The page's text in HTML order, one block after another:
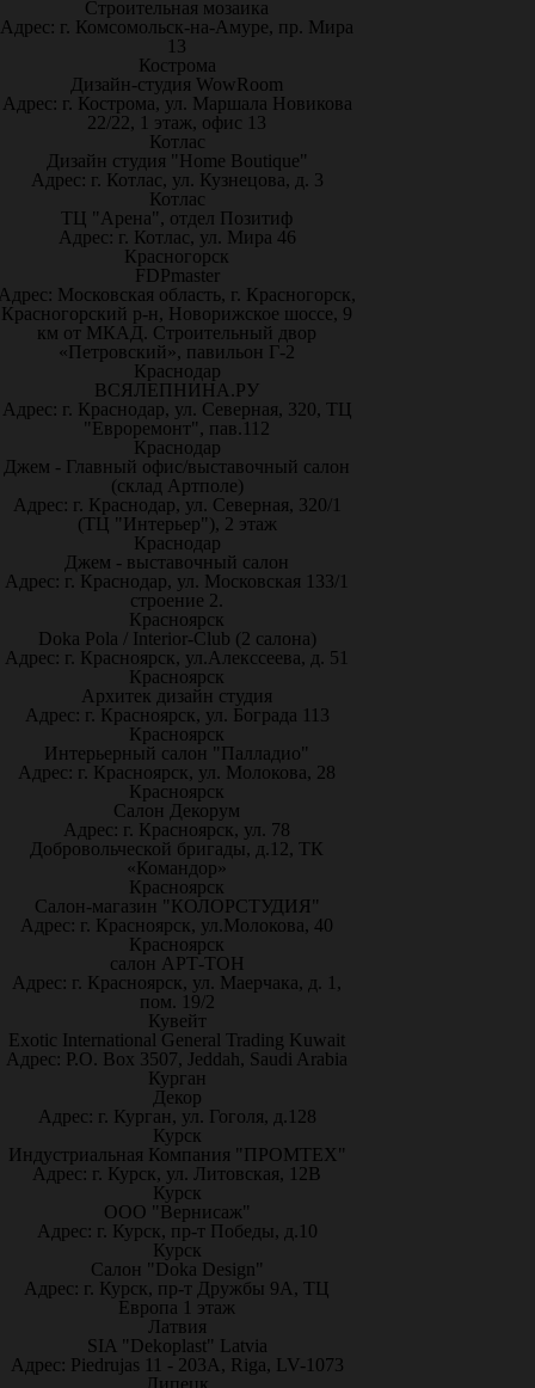
Строительная мозаика
Адрес: г. Комсомольск-на-Амуре, пр. Мира
13
Кострома
Дизайн-студия WowRoom
Адрес: г. Кострома, ул. Маршала Новикова
22/22, 1 этаж, офис 13
Котлас
Дизайн студия "Home Boutique"
Адрес: г. Котлас, ул. Кузнецова, д. 3
Котлас
ТЦ "Арена", отдел Позитиф
Адрес: г. Котлас, ул. Мира 46
Красногорск
FDPmaster
Московская область, г. Красногорск,
Красногорский р-н, Новорижское шоссе, 9
км от МКАД. Строительный двор
«Петровский», павильон Г-2
Краснодар
ВСЯЛЕПНИНА.РУ
Адрес: г. Краснодар, ул. Северная, 320, ТЦ
"Евроремонт", пав.112
Краснодар
Джем - Главный офис/выставочный салон
(склад Артполе)
Адрес: г. Краснодар, ул. Северная, 320/1
(ТЦ "Интерьер"), 2 этаж
Краснодар
Джем - выставочный салон
Адрес: г. Краснодар, ул. Московская 133/1
строение 2.
Красноярск
Doka Pola / Interior-Club (2 салона)
Адрес: г. Красноярск, ул.Алекссеева, д. 51
Красноярск
Архитек дизайн студия
Адрес: г. Красноярск, ул. Бограда 113
Красноярск
Интерьерный салон "Палладио"
Адрес: г. Красноярск, ул. Молокова, 28
Красноярск
Салон Декорум
Адрес: г. Красноярск, ул. 78
Добровольческой бригады, д.12, ТК
«Командор»
Красноярск
Салон-магазин "КОЛОРСТУДИЯ"
Адрес: г. Красноярск, ул.Молокова, 40
Красноярск
салон АРТ-ТОН
Адрес: г. Красноярск, ул. Маерчака, д. 1,
пом. 19/2
Кувейт
Exotic International General Trading Kuwait
Адрес: P.O. Box 3507, Jeddah, Saudi Arabia
Курган
Декор
Адрес: г. Курган, ул. Гоголя, д.128
Курск
Индустриальная Компания "ПРОМТЕХ"
Адрес: г. Курск, ул. Литовская, 12В
Курск
ООО "Вернисаж"
Адрес: г. Курск, пр-т Победы, д.10
Курск
Салон "Doka Design"
Адрес: г. Курск, пр-т Дружбы 9А, ТЦ
Европа 1 этаж
Латвия
SIA "Dekoplast" Latvia
Адрес: Piedrujas 11 - 203A, Riga, LV-1073
Липецк